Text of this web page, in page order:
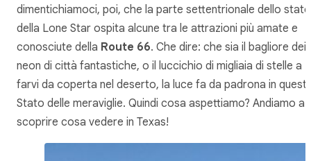
dimentichiamoci, poi, che la parte settentrionale dello stato
della Lone Star ospita alcune tra le attrazioni più amate e
conosciute della Route 66. Che dire: che sia il bagliore dei
neon di città fantastiche, o il luccichio di migliaia di stelle a
farvi da coperta nel deserto, la luce fa da padrona in
Stato delle meraviglie. Quindi cosa aspettiamo? Andiamo a
scoprire cosa vedere in Texas!